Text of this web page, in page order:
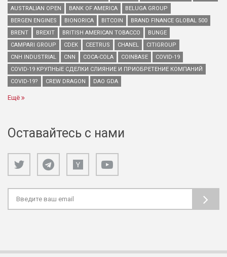
AUSTRALIAN OPEN
BANK OF AMERICA
BELUGA GROUP
BERGEN ENGINES
BIONORICA BITCOIN
BRAND FINANCE GLOBAL 500
BRENT
BREXIT BRITISH AMERICAN TOBACCO
BUNGE
CAMPARI GROUP
CDEK CEETRUS CHANEL
CITIGROUP
CNH INDUSTRIAL
CNN COCA-COLA COINBASE
COVID-19
COVID-19 КРУПНЫЕ СДЕЛКИ СЛИЯНИЕ И ПРИОБРЕТЕНИЕ КОМПАНИЙ
COVID-19?
CREW DRAGON DAO GDA
Ещё
Оставайтесь с нами